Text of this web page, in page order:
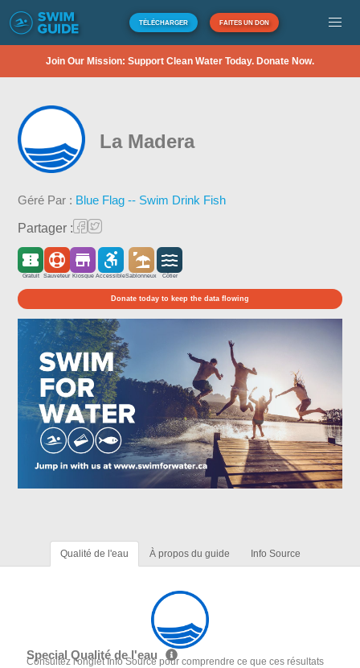
TÉLÉCHARGER FAITES UN DON
Join Our Mission: Support Clean Water Today. Donate Now.
La Madera
Géré Par : Blue Flag -- Swim Drink Fish
Partager :
Gratuit Sauveteur Kiosque AccessibleSablonneux Côtier
Donate today to keep the data flowing
Qualité de l'eau À propos du guide Info Source
Special Qualité de l'eau
Consultez l'onglet Info Source pour comprendre ce que ces résultats